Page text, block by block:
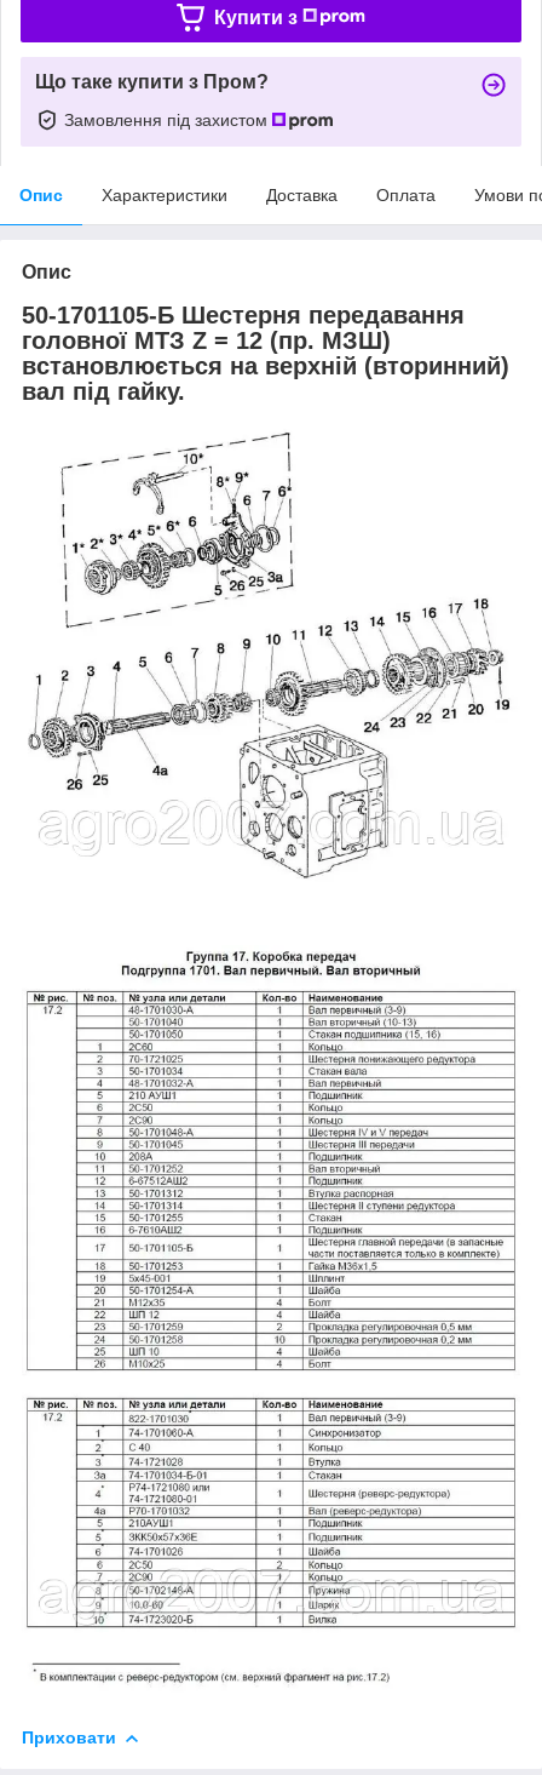
Купити з
Що таке купити з Пром?
Замовлення під захистом
Опис Характеристики Доставка Оплата Умови
Опис
50-1701105-Б Шестерня передавання
головної МТЗ Z = 12 (пр. МЗШ)
встановлюється на верхній (вторинний)
вал під гайку.
Приховати